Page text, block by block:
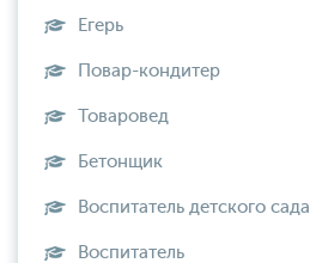
Егерь
Повар-кондитер
Товаровед
Бетонщик
Воспитатель детского сада
Воспитатель